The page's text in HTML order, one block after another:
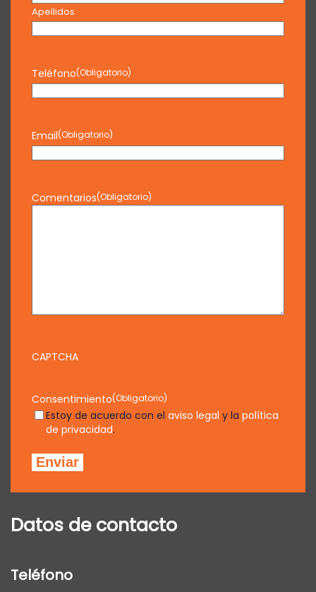
Apellidos
Teléfono(Obligatorio)
Email(Obligatorio)
Comentarios(Obligatorio)
CAPTCHA
Consentimiento(Obligatorio)
Estoy de acuerdo con el aviso legal y la política
de privacidad.
Datos de contacto
Teléfono